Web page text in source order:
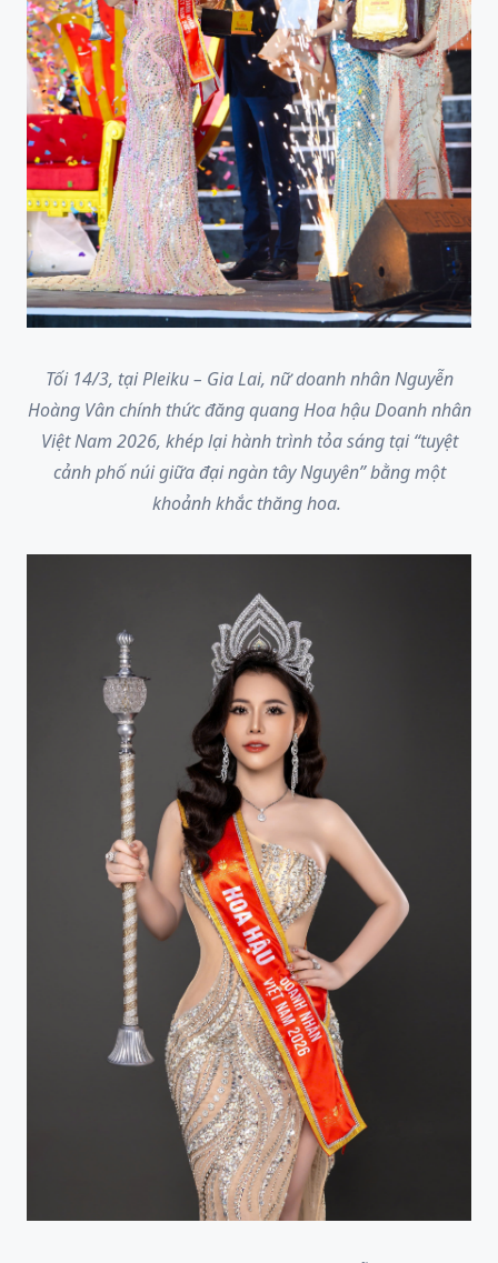
Tối 14/3, tại Pleiku – Gia Lai, nữ doanh nhân Nguyễn
Hoàng Vân chính thức đăng quang Hoa hậu Doanh nhân
Việt Nam 2026, khép lại hành trình tỏa sáng tại “tuyệt
cảnh phố núi giữa đại ngàn tây Nguyên” bằng một
khoảnh khắc thăng hoa.